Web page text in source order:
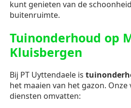
kunt genieten van de
buitenruimte.
Tuinonderhoud op
Kluisbergen
Bij PT Uyttendaele is
het maaien van het gazon.
diensten omvatten: